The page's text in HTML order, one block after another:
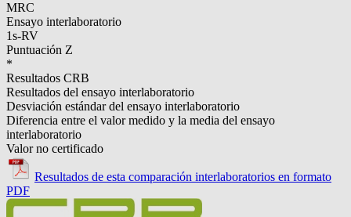
MRC
Ensayo interlaboratorio
1s-RV
Puntuación Z
*
Resultados CRB
Resultados del ensayo interlaboratorio
Desviación estándar del ensayo interlaboratorio
Diferencia entre el valor medido y la media del ensayo
interlaboratorio
Valor no certificado
Resultados de esta comparación interlaboratorios en formato
PDF